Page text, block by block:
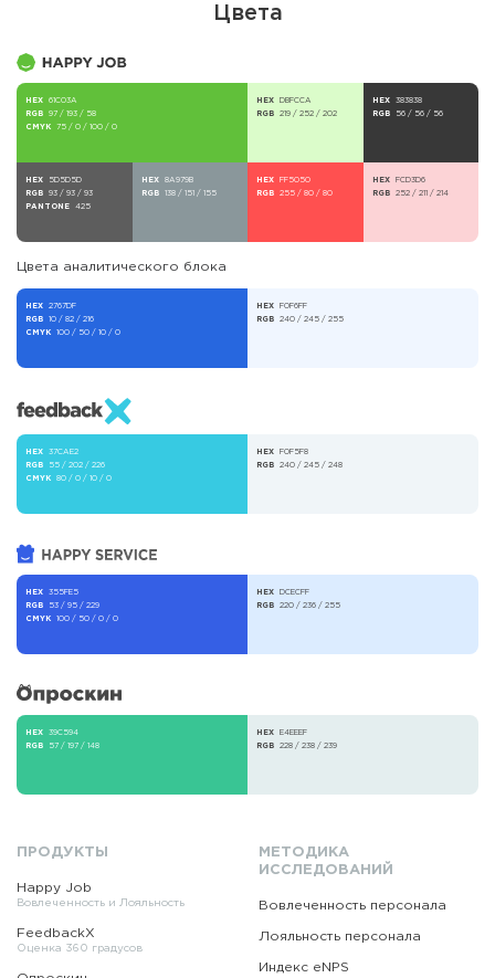
Цвета
HEX
61C03A
RGB
97 / 193 / 58
CMYK
75 / 0 / 100 / 0
HEX
DBFCCA
RGB
219 / 252 / 202
HEX
383838
RGB
56 / 56 / 56
HEX
5D5D5D
RGB
93 / 93 / 93
PANTONE
425
HEX
8A979B
RGB
138 / 151 / 155
HEX
FF5050
RGB
255 / 80 / 80
HEX
FCD3D6
RGB
252 / 211 / 214
Цвета аналитического блока
HEX
2767DF
RGB
10 / 82 / 216
CMYK
100 / 50 / 10 / 0
HEX
F0F6FF
RGB
240 / 245 / 255
HEX
37CAE2
RGB
55 / 202 / 226
CMYK
80 / 0 / 10 / 0
HEX
F0F5F8
RGB
240 / 245 / 248
HEX
355FE5
RGB
53 / 95 / 229
CMYK
100 / 50 / 0 / 0
HEX
DCECFF
RGB
220 / 236 / 255
HEX
39C594
RGB
57 / 197 / 148
HEX
E4EEEF
RGB
228 / 238 / 239
ПРОДУКТЫ
Happy Job
Вовлеченность и Лояльность
FeedbackX
Оценка 360 градусов
МЕТОДИКА
ИССЛЕДОВАНИЙ
Вовлеченность персонала
Лояльность персонала
Индекс eNPS